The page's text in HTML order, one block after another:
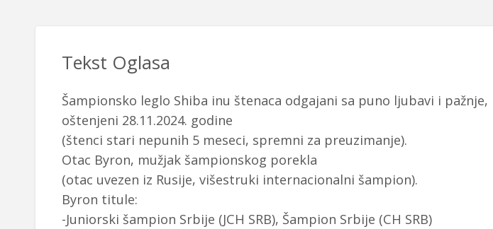
Tekst Oglasa
Šampionsko leglo Shiba inu štenaca odgajani sa puno ljubavi i pažnje,
oštenjeni 28.11.2024. godine
(štenci stari nepunih 5 meseci, spremni za preuzimanje).
Otac Byron, mužjak šampionskog porekla
(otac uvezen iz Rusije, višestruki internacionalni šampion).
Byron titule:
-Juniorski šampion Srbije (JCH SRB), Šampion Srbije (CH SRB)